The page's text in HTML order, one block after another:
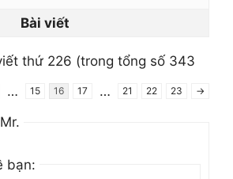
Bài viết
thứ 226 (trong tổng số 343
… 15 16 17 … 21 22 23 →
bạn: